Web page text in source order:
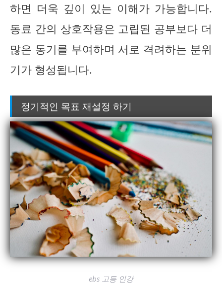
하면 더욱 깊이 있는 이해가 가능합니다.
동료 간의 상호작용은 고립된 공부보다 더
많은 동기를 부여하며 서로 격려하는 분위
기가 형성됩니다.
정기적인 목표 재설정 하기
ebs 고등 인강